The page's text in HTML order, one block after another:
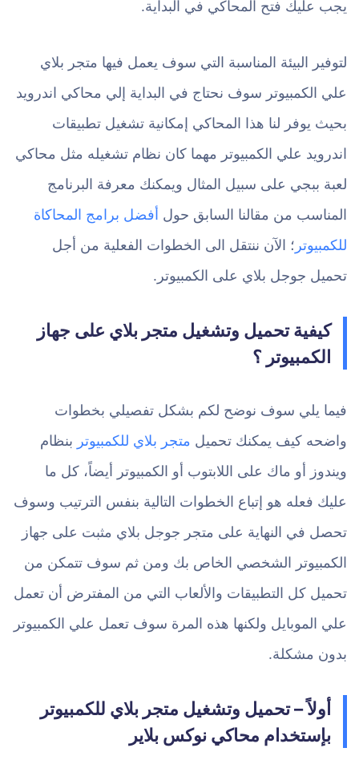
يجب عليك فتح المحاكي في البداية.
لتوفير البيئة المناسبة التي سوف يعمل فيها متجر بلاي
علي الكمبيوتر سوف نحتاج في البداية إلي محاكي اندرويد
بحيث يوفر لنا هذا المحاكي إمكانية تشغيل تطبيقات
اندرويد علي الكمبيوتر مهما كان نظام تشغيله مثل محاكي
لعبة ببجي على سبيل المثال ويمكنك معرفة البرنامج
المناسب من مقالنا السابق حول أفضل برامج المحاكاة
للكمبيوتر ؛ الآن ننتقل الى الخطوات الفعلية من أجل
تحميل جوجل بلاي على الكمبيوتر.
كيفية تحميل وتشغيل متجر بلاي على جهاز
الكمبيوتر ؟
فيما يلي سوف نوضح لكم بشكل تفصيلي بخطوات
واضحه كيف يمكنك تحميل متجر بلاي للكمبيوتر بنظام
ويندوز أو ماك على اللابتوب أو الكمبيوتر أيضاً، كل ما
عليك فعله هو إتباع الخطوات التالية بنفس الترتيب وسوف
تحصل في النهاية على متجر جوجل بلاي مثبت على جهاز
الكمبيوتر الشخصي الخاص بك ومن ثم سوف تتمكن من
تحميل كل التطبيقات والألعاب التي من المفترض أن تعمل
علي الموبايل ولكنها هذه المرة سوف تعمل علي الكمبيوتر
بدون مشكلة.
أولاً – تحميل وتشغيل متجر بلاي للكمبيوتر
بإستخدام محاكي نوكس بلاير